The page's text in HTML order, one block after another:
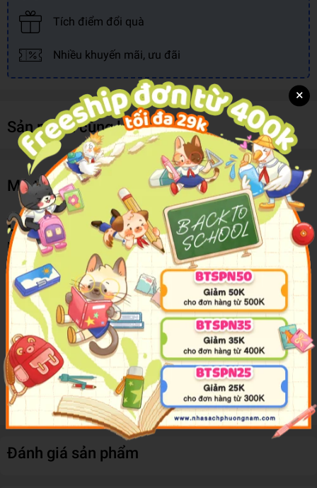
Tích điểm đổi quà
Nhiều khuyến mãi, ưu đãi
Sản phẩm cùng loại
Mô tả sản phẩm
Let's Go Karaoke!
Nothing worries Satomi Oka more than the upcoming final
choir competition of his middle school career—right up until
he is accosted by a stranger from the shadows who
demands, “Let’s go karaoke!” As a yakuza, Kyouji Narita
doesn’t scare easily, but a terrifying prospect has driven him
to seek Satomi’s help. The boss is holding a karaoke
contest, with the loser forced to get a tattoo to be selected
and torturously applied by the boss himself! Oka has been to
many vocal rehearsals over the years, but never one-on-one
karaoke sessions with a gangster!!
Đánh giá sản phẩm
×